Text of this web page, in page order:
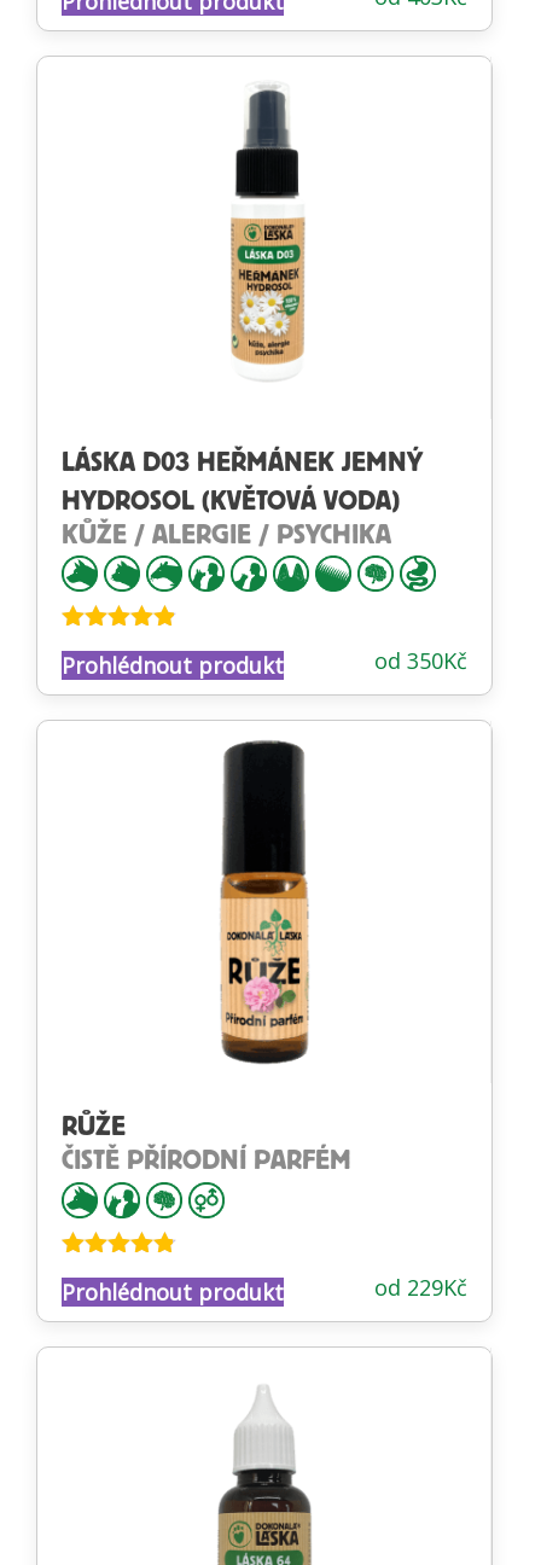
4.71z 5
LÁSKA D03 HEŘMÁNEK JEMNÝ
HYDROSOL (KVĚTOVÁ VODA)
KŮŽE / ALERGIE / PSYCHIKA
Hodnocení
4.79z 5 od 350Kč
Prohlédnout produkt
RŮŽE
ČISTĚ PŘÍRODNÍ PARFÉM
Hodnocení
4.73z 5 od 229Kč
Prohlédnout produkt